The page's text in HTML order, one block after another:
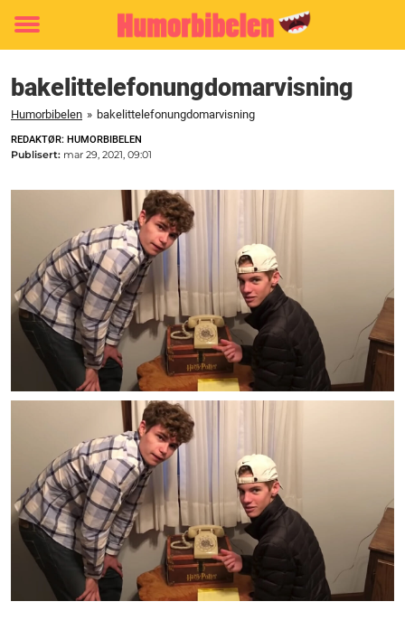
Toggle
bakelittelefonungdomarvisning
Humorbibelen » bakelittelefonungdomarvisning
REDAKTØR: HUMORBIBELEN
Publisert: mar 29, 2021, 09:01